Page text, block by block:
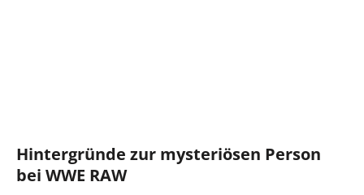
Hintergründe zur mysteriösen Person
bei WWE RAW